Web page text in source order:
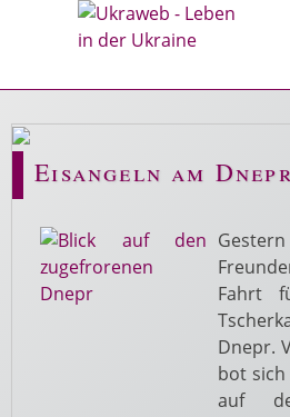
Eisangeln am Dnepr
Fahrt
Dnepr.
bot
auf